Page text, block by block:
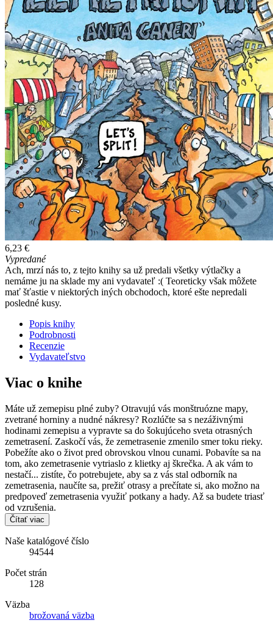
6,23 €
Vypredané
Ach, mrzí nás to, z tejto knihy sa už predali všetky výtlačky a
nemáme ju na sklade my ani vydavateľ :( Teoreticky však môžete
mať šťastie v niektorých iných obchodoch, ktoré ešte nepredali
posledné kusy.
Popis knihy
Podrobnosti
Recenzie
Vydavateľstvo
Viac o knihe
Máte už zemepisu plné zuby? Otravujú vás monštruózne mapy,
zvetrané horniny a nudné nákresy? Rozlúčte sa s nezáživnými
hodinami zemepisu a vypravte sa do šokujúceho sveta otrasných
zemetrasení. Zaskočí vás, že zemetrasenie zmenilo smer toku rieky.
Pobežíte ako o život pred obrovskou vlnou cunami. Pobavíte sa na
tom, ako zemetrasenie vytriaslo z klietky aj škrečka. A ak vám to
nestačí... zistíte, čo potrebujete, aby sa z vás stal odborník na
zemetrasenia, naučíte sa, prežiť otrasy a prečítate si, ako možno na
predpoveď zemetrasenia využiť potkany a hady. Až sa budete triasť
od vzrušenia.
Čítať viac
Naše katalógové číslo
94544
Počet strán
128
Väzba
brožovaná väzba